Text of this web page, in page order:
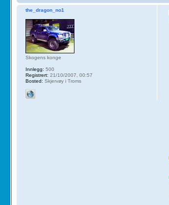
the_dragon_no1
Skogens konge
Innlegg: 500
Registrert: 21/10/2007, 00:57
Bosted: Skjervøy i Troms